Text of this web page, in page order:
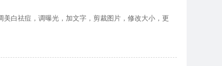
白祛痘，调曝光，加文字，剪裁图片，修改大小，更